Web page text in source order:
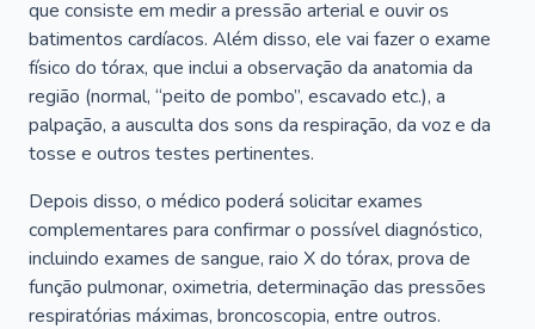
que consiste em medir a pressão arterial e ouvir os
batimentos cardíacos. Além disso, ele vai fazer o exame
físico do tórax, que inclui a observação da anatomia da
região (normal, “peito de pombo”, escavado etc.), a
palpação, a ausculta dos sons da respiração, da voz e da
tosse e outros testes pertinentes.
Depois disso, o médico poderá solicitar exames
complementares para confirmar o possível diagnóstico,
incluindo exames de sangue, raio X do tórax, prova de
função pulmonar, oximetria, determinação das pressões
respiratórias máximas, broncoscopia, entre outros.